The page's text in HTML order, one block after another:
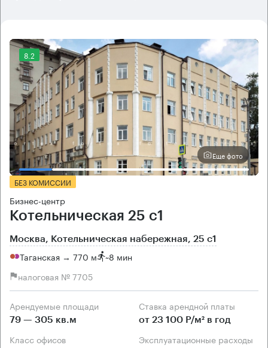
8.2
Еще фото
БЕЗ КОМИССИИ
Бизнес-центр
Котельническая 25 с1
Москва, Котельническая набережная, 25 с1
Таганская → 770 м ~8 мин
налоговая № 7705
Арендуемые площади
79 — 305 кв.м
Ставка арендной платы
от 23 100 Р/м² в год
Класс офисов Эксплуатационные расходы